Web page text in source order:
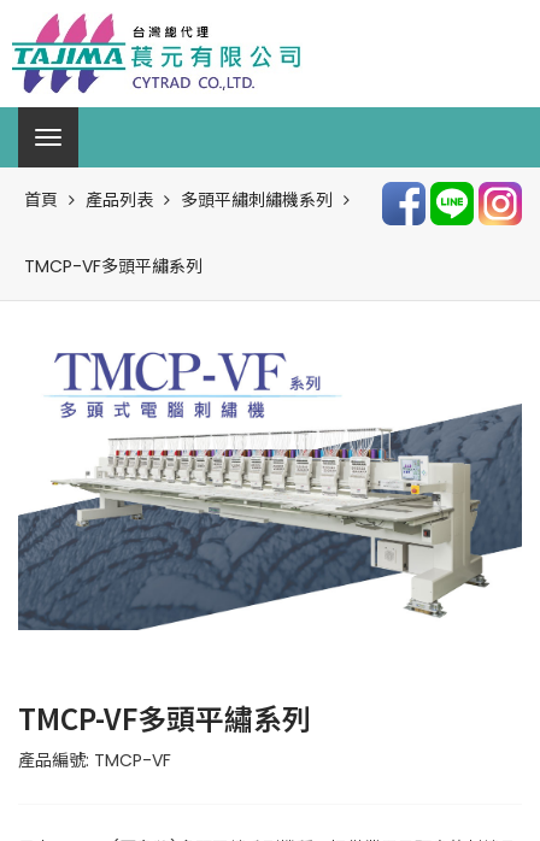
首頁 產品列表 多頭平繡刺繡機系列
TMCP-VF多頭平繡系列
TMCP-VF多頭平繡系列
產品編號: TMCP-VF